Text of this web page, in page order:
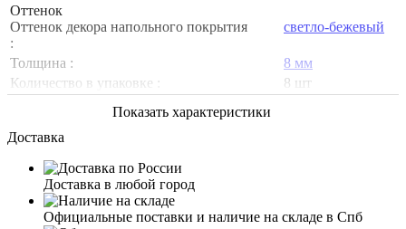
Оттенок
Оттенок декора напольного покрытия
:
светло-бежевый
Толщина :
8 мм
Количество в упаковке :
8 шт
Показать характеристики
Доставка
Доставка в любой город
Официальные поставки и наличие на складе в Спб